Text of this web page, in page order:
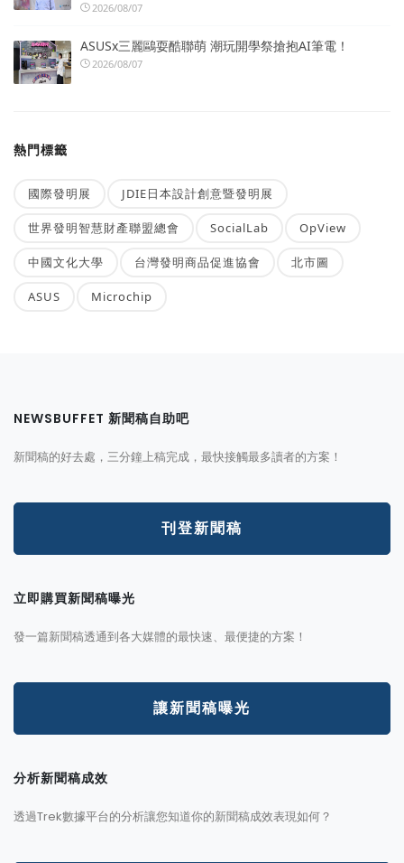
2026/08/07
ASUSx三麗鷗耍酷聯萌 潮玩開學祭搶抱AI筆電！
2026/08/07
熱門標籤
國際發明展 JDIE日本設計創意暨發明展
世界發明智慧財產聯盟總會 SocialLab OpView
中國文化大學 台灣發明商品促進協會 北市圖
ASUS Microchip
NEWSBUFFET 新聞稿自助吧
新聞稿的好去處，三分鐘上稿完成，最快接觸最多讀者的方案！
刊登新聞稿
立即購買新聞稿曝光
發一篇新聞稿透通到各大媒體的最快速、最便捷的方案！
讓新聞稿曝光
分析新聞稿成效
透過Trek數據平台的分析讓您知道你的新聞稿成效表現如何？